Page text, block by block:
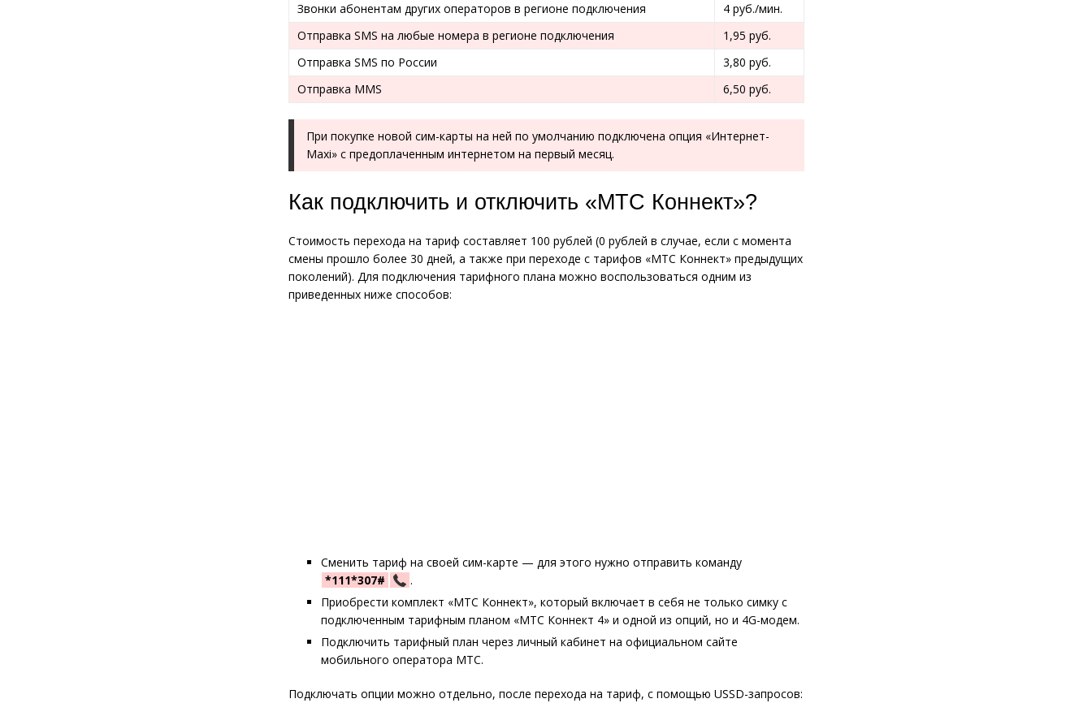
Звонки абонентам других операторов в регионе подключения
4 руб./мин.
Отправка SMS на любые номера в регионе подключения
1,95 руб.
Отправка SMS по России
3,80 руб.
Отправка MMS
6,50 руб.
При покупке новой сим-карты на ней по умолчанию подключена опция «Интернет-
Maxi» с предоплаченным интернетом на первый месяц.
Как подключить и отключить «МТС Коннект»?
Стоимость перехода на тариф составляет 100 рублей (0 рублей в случае, если с момента
смены прошло более 30 дней, а также при переходе с тарифов «МТС Коннект» предыдущих
поколений). Для подключения тарифного плана можно воспользоваться одним из
приведенных ниже способов:
Сменить тариф на своей сим-карте — для этого нужно отправить команду
*111*307#
.
Приобрести комплект «МТС Коннект», который включает в себя не только симку с
подключенным тарифным планом «МТС Коннект 4» и одной из опций, но и 4G-модем.
Подключить тарифный план через личный кабинет на официальном сайте
мобильного оператора МТС.
Подключать опции можно отдельно, после перехода на тариф, с помощью USSD-запросов: